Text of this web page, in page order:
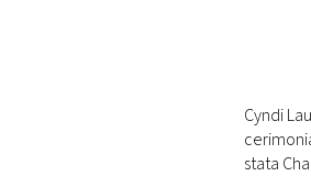
Cyndi
stata